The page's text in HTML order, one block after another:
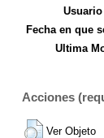
Fecha en que
Ultima
Acciones
Ver Objeto